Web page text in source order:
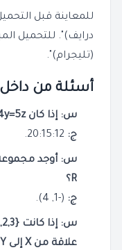
للمعاينة قبل
درايف)". للتحميل
(تليجرام)".
أسئلة من
س: إذا كان 3x=4y=5z فإن x:y:z تساوي ....؟
ج:
R؟
ج: (-1, 4).